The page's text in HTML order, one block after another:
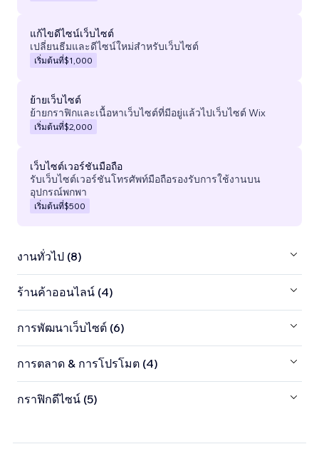
แก้ไขดีไซน์เว็บไซต์
เปลี่ยนธีมและดีไซน์ใหม่สำหรับเว็บไซต์
เริ่มต้นที่$1,000
ย้ายเว็บไซต์
ย้ายกราฟิกและเนื้อหาเว็บไซต์ที่มีอยู่แล้วไปเว็บไซต์ Wix
เริ่มต้นที่$2,000
เว็บไซต์เวอร์ชันมือถือ
รับเว็บไซต์เวอร์ชันโทรศัพท์มือถือรองรับการใช้งานบน
อุปกรณ์พกพา
เริ่มต้นที่$500
งานทั่วไป (8)
ร้านค้าออนไลน์ (4)
การพัฒนาเว็บไซต์ (6)
การตลาด & การโปรโมต (4)
กราฟิกดีไซน์ (5)